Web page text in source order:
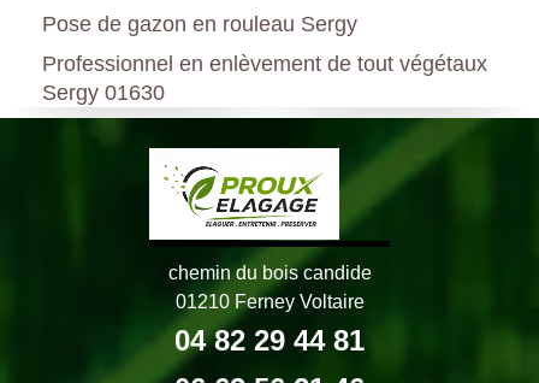
Pose de gazon en rouleau Sergy
Professionnel en enlèvement de tout végétaux
Sergy 01630
chemin du bois candide
01210 Ferney Voltaire
04 82 29 44 81